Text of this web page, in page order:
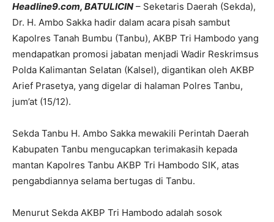
Headline9.com, BATULICIN – Seketaris Daerah (Sekda),
Dr. H. Ambo Sakka hadir dalam acara pisah sambut
Kapolres Tanah Bumbu (Tanbu), AKBP Tri Hambodo yang
mendapatkan promosi jabatan menjadi Wadir Reskrimsus
Polda Kalimantan Selatan (Kalsel), digantikan oleh AKBP
Arief Prasetya, yang digelar di halaman Polres Tanbu,
jum’at (15/12).
Sekda Tanbu H. Ambo Sakka mewakili Perintah Daerah
Kabupaten Tanbu mengucapkan terimakasih kepada
mantan Kapolres Tanbu AKBP Tri Hambodo SIK, atas
pengabdiannya selama bertugas di Tanbu.
Menurut Sekda AKBP Tri Hambodo adalah sosok